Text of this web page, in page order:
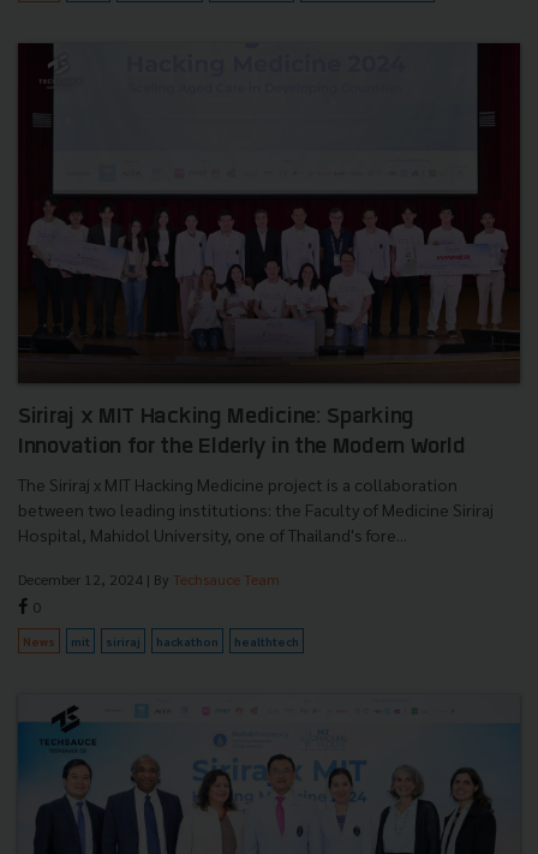
Siriraj x MIT Hacking Medicine: Sparking
Innovation for the Elderly in the Modern World
The Siriraj x MIT Hacking Medicine project is a collaboration
between two leading institutions: the Faculty of Medicine Siriraj
Hospital, Mahidol University, one of Thailand's fore...
December 12, 2024 | By Techsauce Team
0
News mit siriraj hackathon healthtech